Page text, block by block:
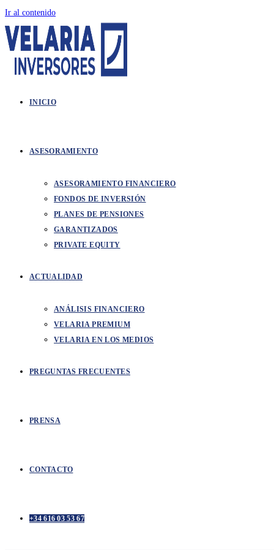
Ir al contenido
INICIO
ASESORAMIENTO
ASESORAMIENTO FINANCIERO
FONDOS DE INVERSIÓN
PLANES DE PENSIONES
GARANTIZADOS
PRIVATE EQUITY
ACTUALIDAD
ANÁLISIS FINANCIERO
VELARIA PREMIUM
VELARIA EN LOS MEDIOS
PREGUNTAS FRECUENTES
PRENSA
CONTACTO
+34 616 03 53 67